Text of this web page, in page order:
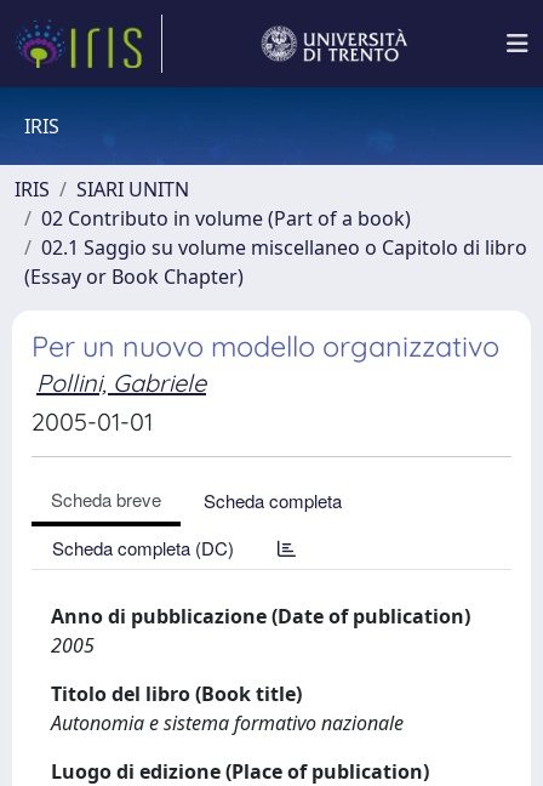
IRIS
IRIS
SIARI UNITN
02 Contributo in volume (Part of a book)
02.1 Saggio su volume miscellaneo o Capitolo di libro
(Essay or Book Chapter)
Per un nuovo modello organizzativo
Pollini, Gabriele
2005-01-01
Scheda breve
Scheda completa
Scheda completa (DC)
Anno di pubblicazione (Date of publication)
2005
Titolo del libro (Book title)
Autonomia e sistema formativo nazionale
Luogo di edizione (Place of publication)